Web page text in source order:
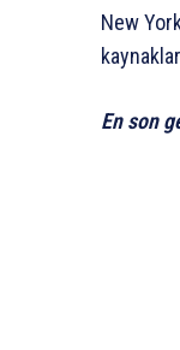
New
En son